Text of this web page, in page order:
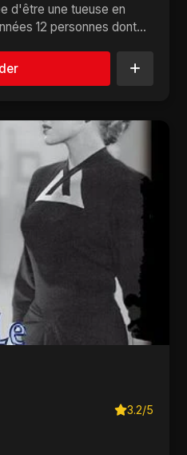
d'être une tueuse en
12 personnes dont
3.2/5